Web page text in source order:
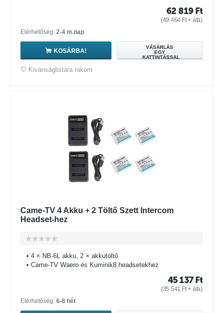
62 819 Ft
(49 464 Ft+ áfa)
Elérhetőség: 2-4 m.nap
KOSÁRBA!
VÁSÁRLÁS
EGY
KATTINTÁSSAL
Kivánságlistára rakom
Came-TV 4 Akku + 2 Töltő Szett Intercom
Headset-hez
• 4 × NB-6L akku, 2 × akkutöltő
• Came-TV Waero és Kuminik8 headsetekhez
45 137 Ft
(35 541 Ft+ áfa)
Elérhetőség: 6-8 hét